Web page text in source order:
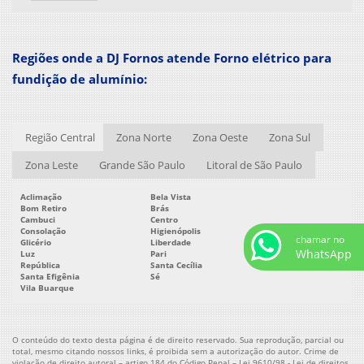
Forno elétrico para fundição
Forno elétrico para fundição de alumínio
Forno elétrico para zamak
Forno holding
Forno mufla
Forno para fundição
Forno para fundição de alumínio
Forno para fundição de zamak
Forno para fundir alumínio
Forno para fusão
Forno para tempera
Forno para tempera de aço
Regiões onde a DJ Fornos atende Forno elétrico para
fundição de alumínio:
Região Central Zona Norte Zona Oeste
Zona Sul
Zona Leste
Grande São Paulo Litoral de São Paulo
Aclimação
Bela Vista
Bom Retiro
Brás
Cambuci
Centro
Consolação
Higienópolis
Glicério
Liberdade
Luz
Pari
República
Santa Cecília
Santa Efigênia
Sé
Vila Buarque
O conteúdo do texto desta página é de direito reservado. Sua reprodução, parcial ou
total, mesmo citando nossos links, é proibida sem a autorização do autor. Crime de
chamar no
WhatsApp